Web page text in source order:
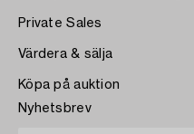
Private Sales
Värdera & sälja
Köpa på auktion
Nyhetsbrev